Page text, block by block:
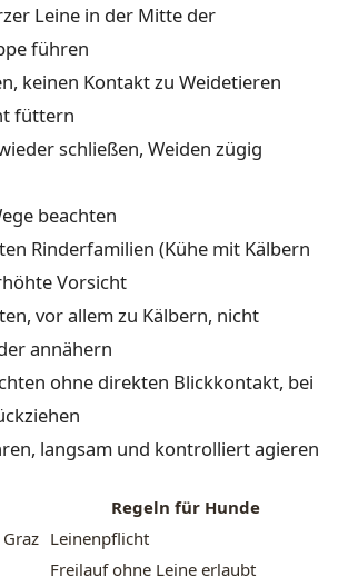
Leine in der Mitte der
führen
keinen Kontakt zu Weidetieren
füttern
schließen, Weiden zügig
beachten
Rinderfamilien (Kühe mit Kälbern
Vorsicht
vor allem zu Kälbern, nicht
annähern
ohne direkten Blickkontakt, bei
langsam und kontrolliert agieren
Regeln für Hunde
Leinenpflicht
Freilauf ohne Leine erlaubt